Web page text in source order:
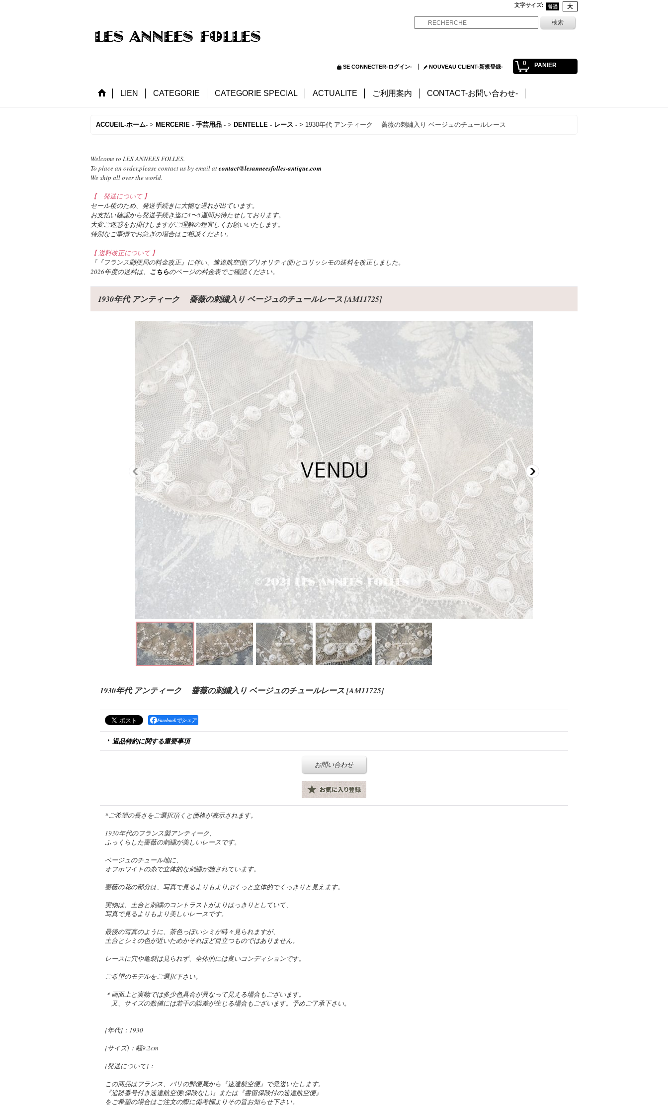
文字サイズ:
0 PANIER
SE CONNECTER-ログイン- NOUVEAU CLIENT-新規登録-
LIEN CATEGORIE CATEGORIE SPECIAL ACTUALITE ご利用案内 CONTACT-お問い合わせ-
ACCUEIL-ホーム- > MERCERIE - 手芸用品 - > DENTELLE - レース - > 1930年代 アンティーク 薔薇の刺繍入り ベージュのチュールレース
Welcome to LES ANNEES FOLLES.
To place an order,please contact us by email atcontact@lesanneesfolles-antique.com
We ship all over the world.
【 発送について 】
セール後のため、発送手続きに大幅な遅れが出ています。
お支払い確認から発送手続き迄に4〜5週間お待たせしております。
大変ご迷惑をお掛けしますがご理解の程宜しくお願いいたします。
特別なご事情でお急ぎの場合はご相談ください。
【 送料改正について 】
『『フランス郵便局の料金改正』に伴い、速達航空便(プリオリティ便)とコリッシモの送料を改正しました。
2026年度の送料は、 こちらのページの料金表でご確認ください。
1930年代 アンティーク 薔薇の刺繍入り ベージュのチュールレース [AM11725]
1930年代 アンティーク 薔薇の刺繍入り ベージュのチュールレース [AM11725]
Facebookでシェア
返品特約に関する重要事項
お問い合わせ
*ご希望の長さをご選択頂くと価格が表示されます。
1930年代のフランス製アンティーク、
ふっくらした薔薇の刺繍が美しいレースです。
ベージュのチュール地に、
オフホワイトの糸で立体的な刺繍が施されています。
薔薇の花の部分は、写真で見るよりもよりぷくっと立体的でくっきりと見えます。
実物は、土台と刺繍のコントラストがよりはっきりとしていて、
写真で見るよりもより美しいレースです。
最後の写真のように、茶色っぽいシミが時々見られますが、
土台とシミの色が近いためかそれほど目立つものではありません。
レースに穴や亀裂は見られず、全体的には良いコンディションです。
ご希望のモデルをご選択下さい。
＊画面上と実物では多少色具合が異なって見える場合もございます。
又、サイズの数値には若干の誤差が生じる場合もございます。予めご了承下さい。
[年代]：1930
[サイズ]：幅9.2cm
[発送について]：
この商品はフランス、パリの郵便局から『速達航空便』で発送いたします。
『追跡番号付き速達航空便(保険なし)』または『書留保険付の速達航空便』
をご希望の場合はご注文の際に備考欄よりその旨お知らせ下さい。